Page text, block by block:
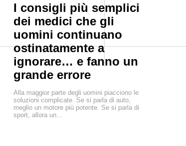
I consigli più semplici
dei medici che gli
uomini continuano
ostinatamente a
ignorare… e fanno un
grande errore
Alla maggior parte degli uomini piacciono le
soluzioni complicate. Se si parla di auto,
meglio un motore più potente. Se si parla di
sport, allora un…